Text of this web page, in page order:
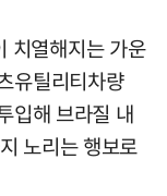
치열해지는 가운
유틸리티차량
입해 브라질 내
노리는 행보로